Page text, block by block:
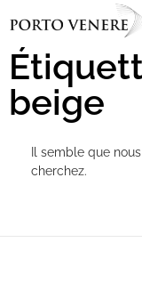
beige
Il semble que
cherchez.